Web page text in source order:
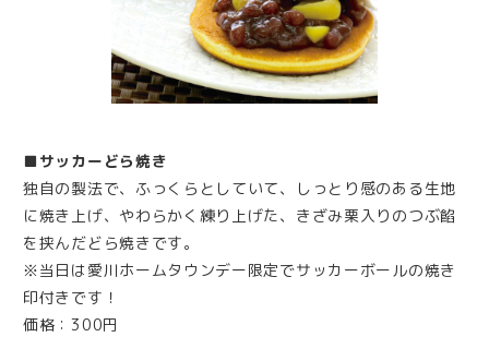
■サッカーどら焼き
独自の製法で、ふっくらとしていて、しっとり感のある生地
に焼き上げ、やわらかく練り上げた、きざみ栗入りのつぶ餡
を挟んだどら焼きです。
※当日は愛川ホームタウンデー限定でサッカーボールの焼き
印付きです！
価格：300円